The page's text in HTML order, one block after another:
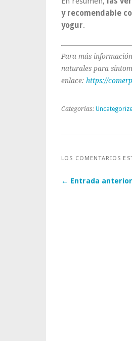
y recomendable
yogur.
Para más
naturales para
enlace: https://
Categorías:
LOS COMENTARIOS
← Entrada anterior